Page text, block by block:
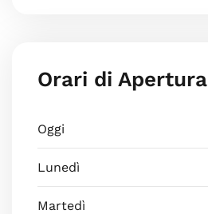
Orari di Apertura
Oggi
Lunedì
Martedì